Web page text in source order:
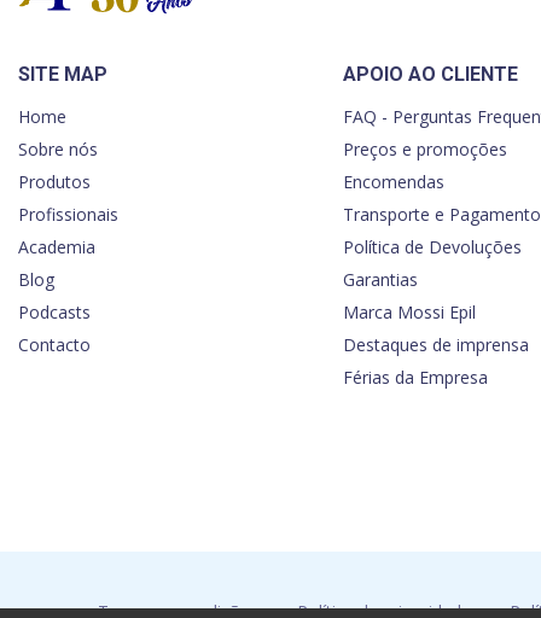
SITE MAP
Home
Sobre nós
Produtos
Profissionais
Academia
Blog
Podcasts
Contacto
APOIO AO CLIENTE
FAQ - Perguntas
Preços e promoções
Encomendas
Transporte e Pagamento
Política de Devoluções
Garantias
Marca Mossi Epil
Destaques de imprensa
Férias da Empresa
Termos e condições Política de privacidade